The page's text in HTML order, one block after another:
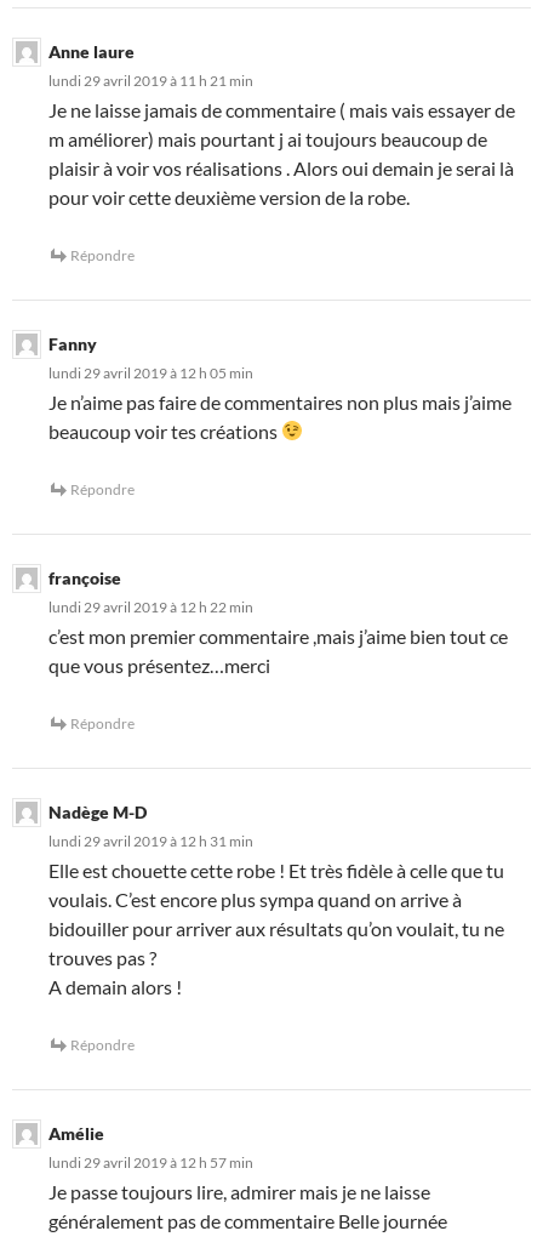
Anne laure
lundi 29 avril 2019 à 11 h 21 min
Je ne laisse jamais de commentaire ( mais vais essayer de
m améliorer) mais pourtant j ai toujours beaucoup de
plaisir à voir vos réalisations . Alors oui demain je serai là
pour voir cette deuxième version de la robe.
Répondre
Fanny
lundi 29 avril 2019 à 12 h 05 min
Je n’aime pas faire de commentaires non plus mais j’aime
beaucoup voir tes créations
Répondre
françoise
lundi 29 avril 2019 à 12 h 22 min
c’est mon premier commentaire ,mais j’aime bien tout ce
que vous présentez…merci
Répondre
Nadège M-D
lundi 29 avril 2019 à 12 h 31 min
Elle est chouette cette robe ! Et très fidèle à celle que tu
voulais. C’est encore plus sympa quand on arrive à
bidouiller pour arriver aux résultats qu’on voulait, tu ne
trouves pas ?
A demain alors !
Répondre
Amélie
lundi 29 avril 2019 à 12 h 57 min
Je passe toujours lire, admirer mais je ne laisse
généralement pas de commentaire Belle journée